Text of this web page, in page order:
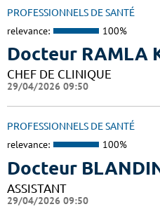
PROFESSIONNELS DE SANTÉ
relevance: 100%
Docteur RAMLA
CHEF DE CLINIQUE
29/04/2026 09:50
PROFESSIONNELS DE SANTÉ
relevance: 100%
Docteur
ASSISTANT
29/04/2026 09:50